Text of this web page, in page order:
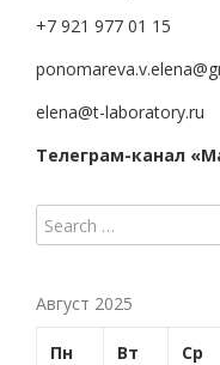
+7 921 977 01 15
elena@t-laboratory.ru
Телеграм-канал
Август 2025
Пн Вт Ср